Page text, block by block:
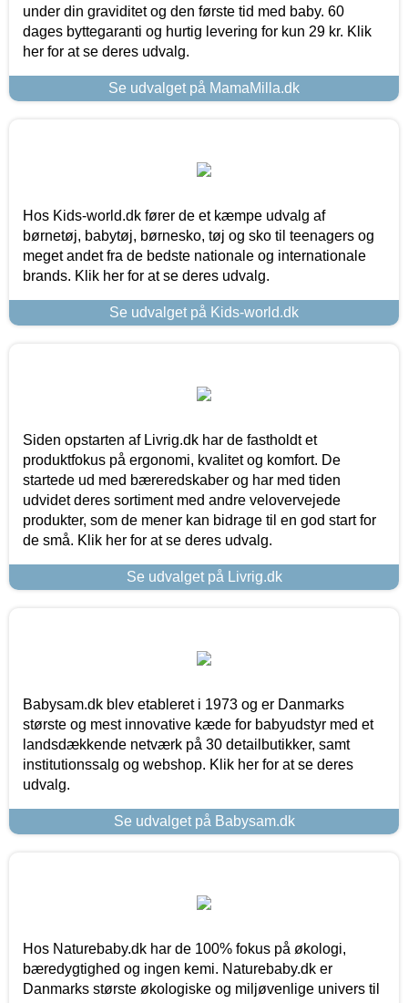
under din graviditet og den første tid med baby. 60
dages byttegaranti og hurtig levering for kun 29 kr. Klik
her for at se deres udvalg.
Se udvalget på MamaMilla.dk
Hos Kids-world.dk fører de et kæmpe udvalg af
børnetøj, babytøj, børnesko, tøj og sko til teenagers og
meget andet fra de bedste nationale og internationale
brands. Klik her for at se deres udvalg.
Se udvalget på Kids-world.dk
Siden opstarten af Livrig.dk har de fastholdt et
produktfokus på ergonomi, kvalitet og komfort. De
startede ud med bæreredskaber og har med tiden
udvidet deres sortiment med andre velovervejede
produkter, som de mener kan bidrage til en god start for
de små. Klik her for at se deres udvalg.
Se udvalget på Livrig.dk
Babysam.dk blev etableret i 1973 og er Danmarks
største og mest innovative kæde for babyudstyr med et
landsdækkende netværk på 30 detailbutikker, samt
institutionssalg og webshop. Klik her for at se deres
udvalg.
Se udvalget på Babysam.dk
Hos Naturebaby.dk har de 100% fokus på økologi,
bæredygtighed og ingen kemi. Naturebaby.dk er
Danmarks største økologiske og miljøvenlige univers til